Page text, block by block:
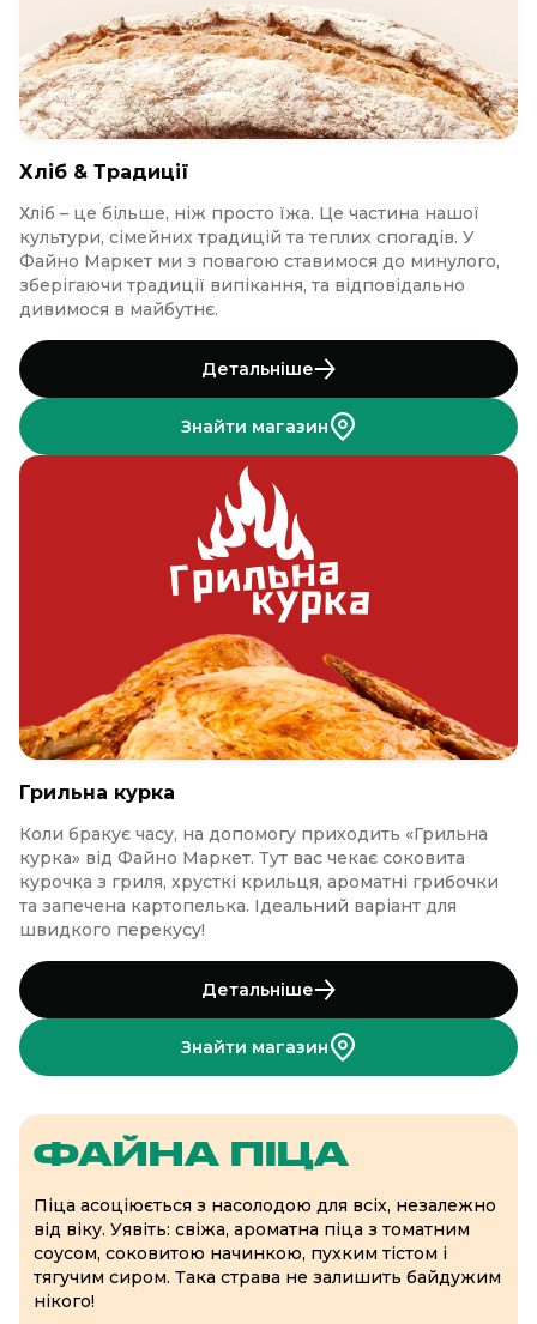
Хліб & Традиції
Хліб – це більше, ніж просто їжа. Це частина нашої
культури, сімейних традицій та теплих спогадів. У
Файно Маркет ми з повагою ставимося до минулого,
зберігаючи традиції випікання, та відповідально
дивимося в майбутнє.
Детальніше
Знайти магазин
Грильна курка
Коли бракує часу, на допомогу приходить «Грильна
курка» від Файно Маркет. Тут вас чекає соковита
курочка з гриля, хрусткі крильця, ароматні грибочки
та запечена картопелька. Ідеальний варіант для
швидкого перекусу!
Детальніше
Знайти магазин
ФАЙНА ПІЦА
Піца асоціюється з насолодою для всіх, незалежно
від віку. Уявіть: свіжа, ароматна піца з томатним
соусом, соковитою начинкою, пухким тістом і
тягучим сиром. Така страва не залишить байдужим
нікого!